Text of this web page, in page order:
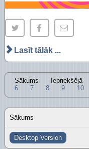
Lasīt tālāk ...
Sākums Iepriekšējā
6
7 8 9 10
Sākums
Desktop Version